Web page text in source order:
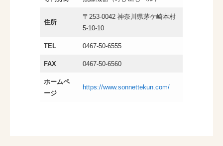
住所
〒253-0042 神奈川県茅ケ崎本村
5-10-10
TEL 0467-50-6555
FAX 0467-50-6560
ホームペ
ージ
https://www.sonnettekun.com/